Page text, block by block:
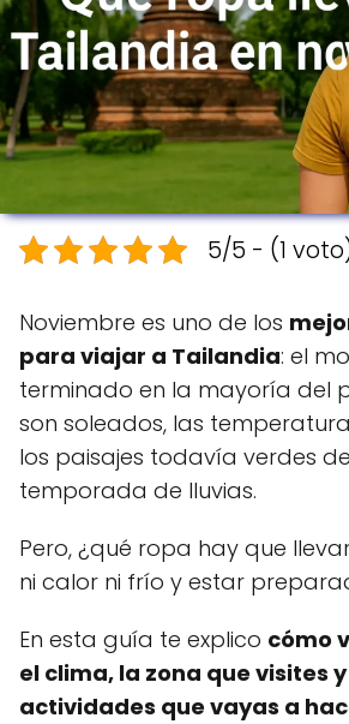
5/5 - (1
Noviembre es uno de los
para viajar a Tailandia: el
terminado en la mayoría del
son soleados, las
los paisajes todavía verdes
temporada de lluvias.
Pero, ¿qué ropa hay que
ni calor ni frío y estar
En esta guía te explico cómo
el clima, la zona que visites
actividades que vayas a